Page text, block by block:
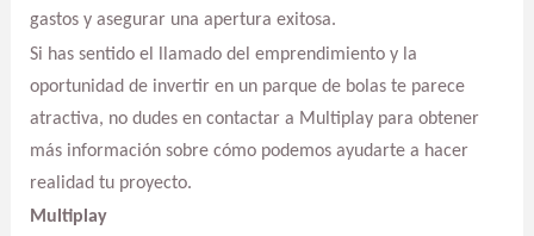
gastos y asegurar una apertura exitosa.
Si has sentido el llamado del emprendimiento y la
oportunidad de invertir en un parque de bolas te parece
atractiva, no dudes en contactar a Multiplay para obtener
más información sobre cómo podemos ayudarte a hacer
realidad tu proyecto.
Multiplay